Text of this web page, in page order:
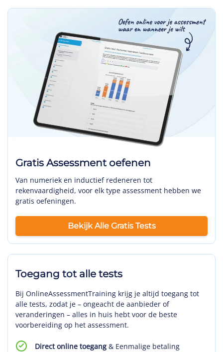
Gratis Assessment oefenen
Van numeriek en inductief redeneren tot
rekenvaardigheid, voor elk type assessment hebben we
gratis oefeningen.
Bekijk Alle Gratis Tests
Toegang tot alle tests
Bij OnlineAssessmentTraining krijg je altijd toegang tot
alle tests, zodat je – ongeacht de aanbieder of
veranderingen – alles in huis hebt voor de beste
voorbereiding op het assessment.
Direct online toegang & Eenmalige betaling